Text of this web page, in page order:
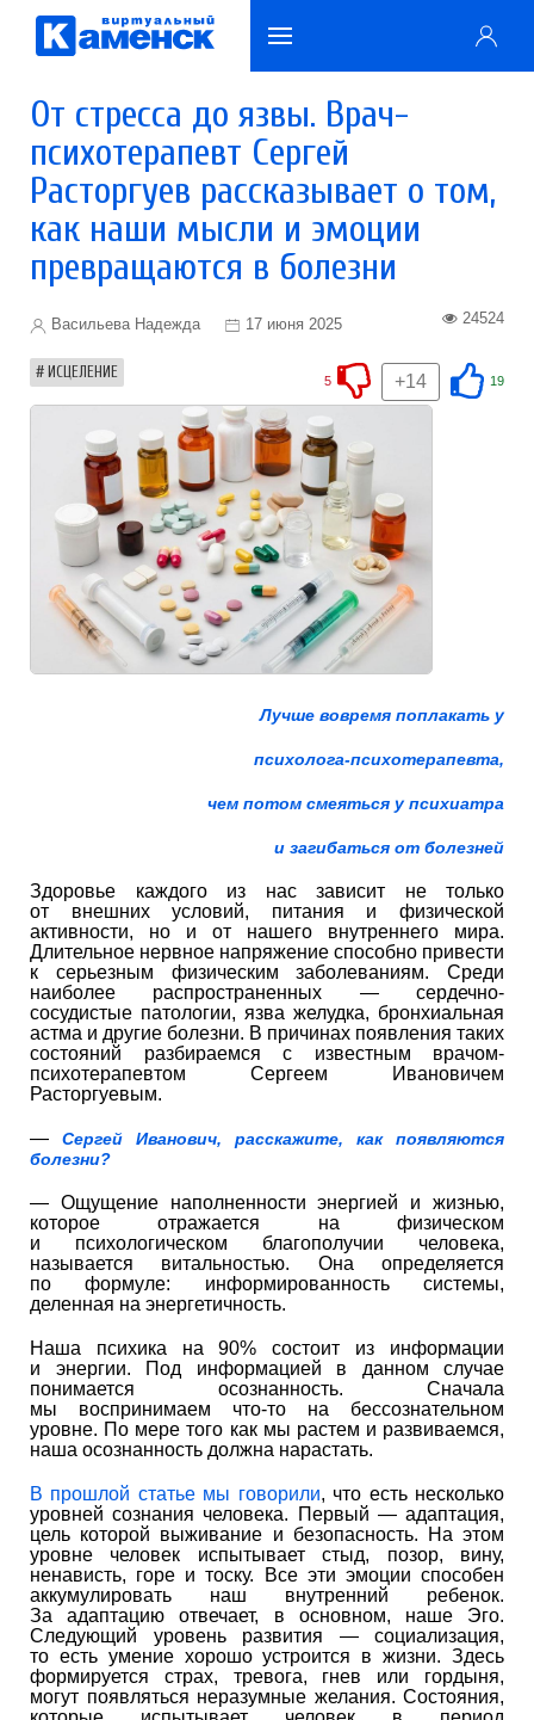
От стресса до язвы. Врач-
психотерапевт Сергей
Расторгуев рассказывает о том,
как наши мысли и эмоции
превращаются в болезни
Васильева Надежда 17 июня 2025 24524
ИСЦЕЛЕНИЕ 19
+14
5
Лучше вовремя поплакать у
психолога-психотерапевта,
чем потом смеяться у психиатра
и загибаться от болезней
Здоровье каждого из нас зависит не только
от внешних условий, питания и физической
активности, но и от нашего внутреннего мира.
Длительное нервное напряжение способно привести
к серьезным физическим заболеваниям. Среди
наиболее распространенных — сердечно-
сосудистые патологии, язва желудка, бронхиальная
астма и другие болезни. В причинах появления таких
состояний разбираемся с известным врачом-
психотерапевтом Сергеем Ивановичем
Расторгуевым.
— Сергей Иванович, расскажите, как появляются
болезни?
— Ощущение наполненности энергией и жизнью,
которое отражается на физическом
и психологическом благополучии человека,
называется витальностью. Она определяется
по формуле: информированность системы,
деленная на энергетичность.
Наша психика на 90% состоит из информации
и энергии. Под информацией в данном случае
понимается осознанность. Сначала
мы воспринимаем что-то на бессознательном
уровне. По мере того как мы растем и развиваемся,
наша осознанность должна нарастать.
В прошлой статье мы говорили, что есть несколько
уровней сознания человека. Первый — адаптация,
цель которой выживание и безопасность. На этом
уровне человек испытывает стыд, позор, вину,
ненависть, горе и тоску. Все эти эмоции способен
аккумулировать наш внутренний ребенок.
За адаптацию отвечает, в основном, наше Эго.
Следующий уровень развития — социализация,
то есть умение хорошо устроится в жизни. Здесь
формируется страх, тревога, гнев или гордыня,
могут появляться неразумные желания. Состояния,